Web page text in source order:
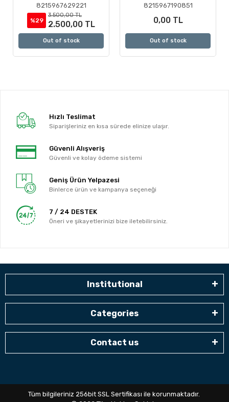
8215967629221
%29
3.500,00 TL
2.500,00 TL
Out of stock
8215967190851
0,00 TL
Out of stock
Hızlı Teslimat
Siparişleriniz en kısa sürede elinize ulaşır.
Güvenli Alışveriş
Güvenli ve kolay ödeme sistemi
Geniş Ürün Yelpazesi
Binlerce ürün ve kampanya seçeneği
7 / 24 DESTEK
Öneri ve şikayetlerinizi bize iletebilirsiniz.
Institutional
Categories
Contact us
Tüm bilgileriniz 256bit SSL Sertifikası ile korunmaktadır.